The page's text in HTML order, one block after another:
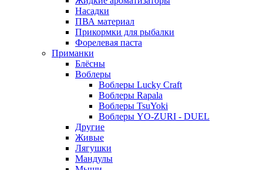
Насадки
ПВА материал
Прикормки для рыбалки
Форелевая паста
Приманки
Блёсны
Воблеры
Воблеры Lucky Craft
Воблеры Rapala
Воблеры TsuYoki
Воблеры YO-ZURI - DUEL
Другие
Живые
Лягушки
Мандулы